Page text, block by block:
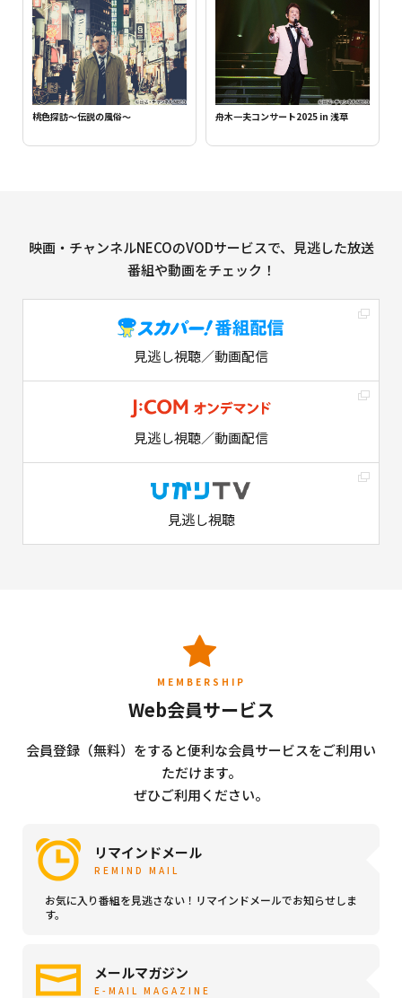
昭和哀愁物語 舟木一夫コンサート2025 in 浅草
映画・チャンネルNECOのVODサービスで、見逃した放送
番組や動画をチェック！
見逃し視聴／動画配信
見逃し視聴／動画配信
見逃し視聴
MEMBERSHIP
Web会員サービス
会員登録（無料）をすると便利な会員サービスをご利用い
ただけます。
ぜひご利用ください。
リマインドメール
REMIND MAIL
お気に入り番組を見逃さない！リマインドメールでお知らせしま
す。
メールマガジン
E-MAIL MAGAZINE